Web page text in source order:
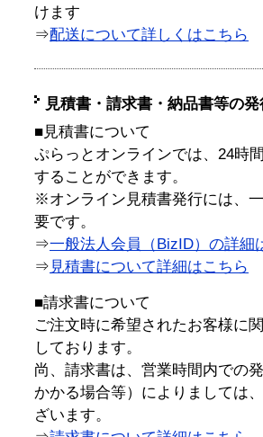
けます
⇒配送について詳しくはこちら
見積書・請求書・納品書等の
■見積書について
ぷらっとオンラインでは、24時
することができます。
※オンライン見積書発行には、
要です。
⇒一般法人会員（BizID）の詳細
⇒ 見積書について詳細はこちら
■請求書について
ご注文時に希望されたお客様に
しております。
尚、請求書は、営業時間内での
かかる場合等）によりましては
ざいます。